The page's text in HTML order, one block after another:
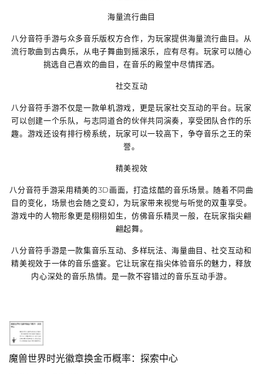
海量流行曲目
八分音符手游与众多音乐版权方合作，为玩家提供海量流行曲目。从
流行歌曲到古典乐，从电子舞曲到摇滚乐，应有尽有。玩家可以随心
挑选自己喜欢的曲目，在音乐的殿堂中尽情挥洒。
社交互动
八分音符手游不仅是一款单机游戏，更是玩家社交互动的平台。玩家
可以创建一个乐队，与志同道合的伙伴共同演奏，享受团队合作的乐
趣。游戏还设有排行榜系统，玩家可以一较高下，争夺音乐之王的荣
誉。
精美视效
八分音符手游采用精美的3D画面，打造炫酷的音乐场景。随着不同曲
目的变化，场景也会随之变幻，为玩家带来视觉与听觉的双重享受。
游戏中的人物形象更是栩栩如生，仿佛音乐精灵一般，在玩家指尖翩
翩起舞。
八分音符手游是一款集音乐互动、多样玩法、海量曲目、社交互动和
精美视效于一体的音乐盛宴。它让玩家在指尖体验音乐的魅力，释放
内心深处的音乐热情。是一款不容错过的音乐互动手游。
魔兽世界时光徽章换金币概率：探索中心